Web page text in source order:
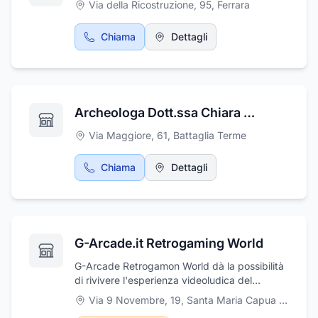
Via della Ricostruzione, 95, Ferrara
Chiama Dettagli
Archeologa Dott.ssa Chiara Maratini
Via Maggiore, 61, Battaglia Terme
Chiama Dettagli
G-Arcade.it Retrogaming World
G-Arcade Retrogamon World dà la possibilità
di rivivere l'esperienza videoludica del
passato grazie ai suoi sistemi da retrogaming
completamente personalizzabili. Che tu sia un
Via 9 Novembre, 19, Santa Maria Capua Vetere